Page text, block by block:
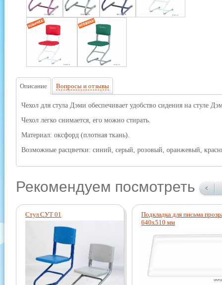
Описание Вопросы и отзывы
Чехол для стула Дэми обеспечивает удобство сидения на
Чехол легко снимается, его можно стирать.
Материал: оксфорд (плотная ткань).
Возможные расцветки: синий, серый, розовый, оранжевый,
Рекомендуем посмотреть
Стул СУТ 01
Подкладка для письма
640х510 мм